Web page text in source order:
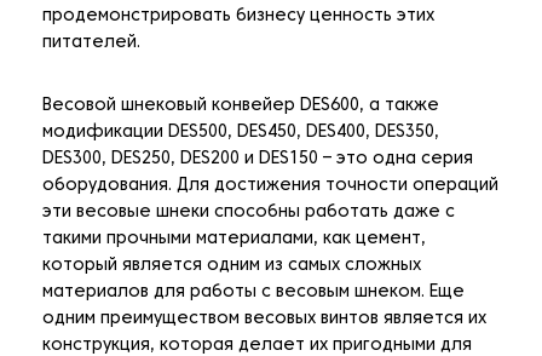
продемонстрировать бизнесу ценность этих
питателей.
Весовой шнековый конвейер DES600, а также
модификации DES500, DES450, DES400, DES350,
DES300, DES250, DES200 и DES150 – это одна серия
оборудования. Для достижения точности операций
эти весовые шнеки способны работать даже с
такими прочными материалами, как цемент,
который является одним из самых сложных
материалов для работы с весовым шнеком. Еще
одним преимуществом весовых винтов является их
конструкция, которая делает их пригодными для